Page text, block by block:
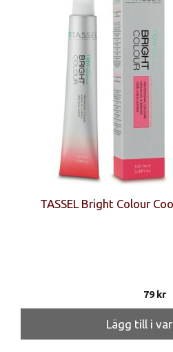
TASSEL Bright Colour
79kr
Lägg till i